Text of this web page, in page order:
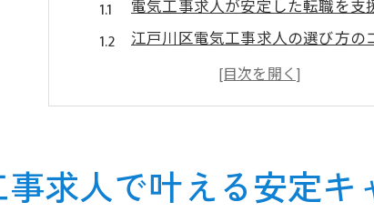
電気工事求人が安定した転職を支
江戸川区電気工事求人の選び方の
電気工事求人がもたらすキャリア
電気工事求人で叶う長期雇用と安
転職なら電気工事の江戸川区求人が注
電気工事求人が転職先に選ばれる
求人で叶える安定キ